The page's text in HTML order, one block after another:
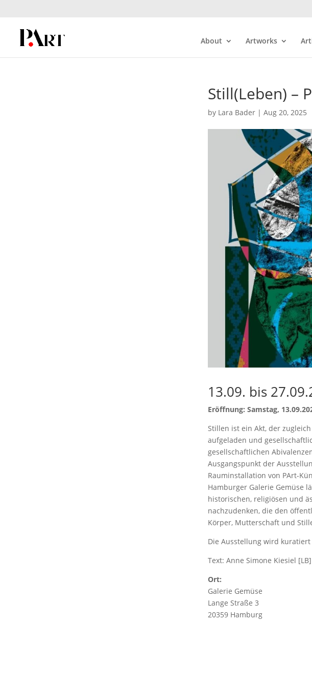
About Artworks
Still(Leben) –
by Lara Bader | Aug 20, 2025
13.09. bis
Eröffnung: Samstag,
Stillen ist ein Akt, der
aufgeladen und
gesellschaftlichen
Ausgangspunkt der
Rauminstallation von PArt-
Hamburger Galerie Gemüse
historischen, religiösen und
nachzudenken, die den
Körper, Mutterschaft und
Die Ausstellung wird kuratiert
Text: Anne Simone Kiesiel [LB]
Ort:
Galerie Gemüse
Lange Straße 3
20359 Hamburg